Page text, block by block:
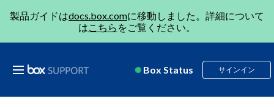
製品ガイドはdocs.box.comに移動しました。詳細について
はこちら をご覧ください。
Box Status サインイン